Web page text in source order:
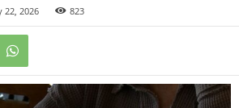
22, 2026 823